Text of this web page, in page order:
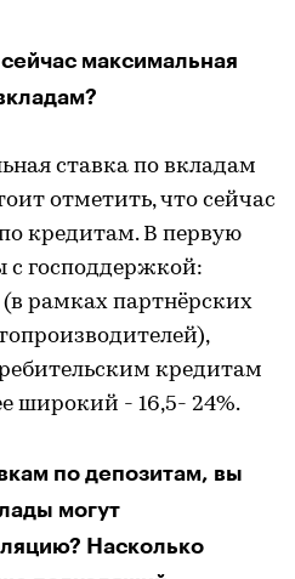
максимальная
ставка по вкладам
отметить, что сейчас
кредитам. В первую
с господдержкой:
рамках партнёрских
кредитам
широкий - 16,5- 24%.
по депозитам, вы
могут
Насколько